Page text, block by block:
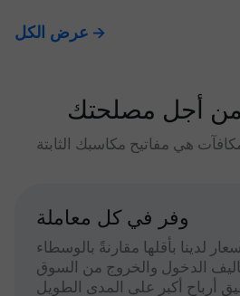
عرض الكل
أجل مصلحتك
هي مفاتيح مكاسبك الثابتة
وفر في كل معاملة
لدينا بأقلها مقارنةً بالوسطاء
الدخول والخروج من السوق